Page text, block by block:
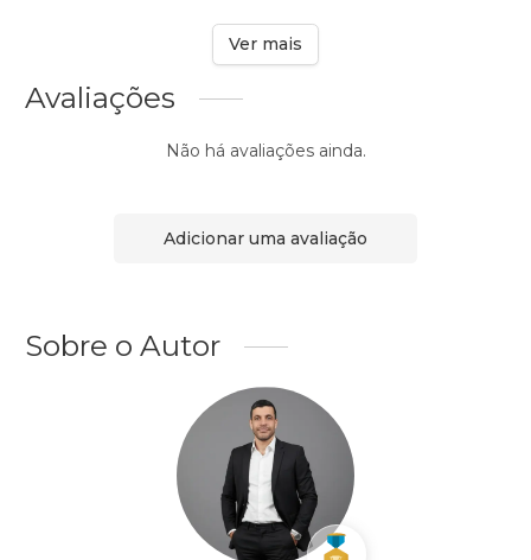
Ver mais
Avaliações
Não há avaliações ainda.
Adicionar uma avaliação
Sobre o Autor